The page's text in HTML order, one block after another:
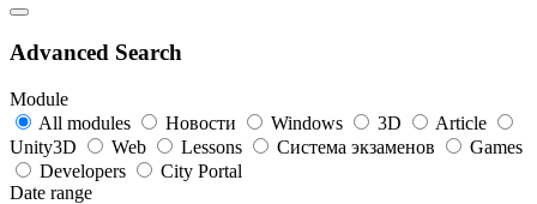
Advanced Search
Module
All modules
Новости Windows 3D
Article
Unity3D
Web Lessons Система экзаменов
Games
Developers
City Portal
Date range